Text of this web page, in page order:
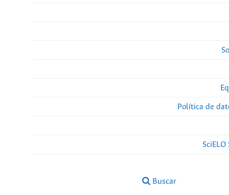
Política de
Buscar